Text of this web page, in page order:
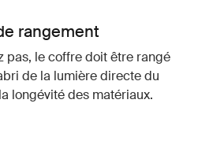
rangement
pas, le coffre doit être rangé
de la lumière directe du
longévité des matériaux.